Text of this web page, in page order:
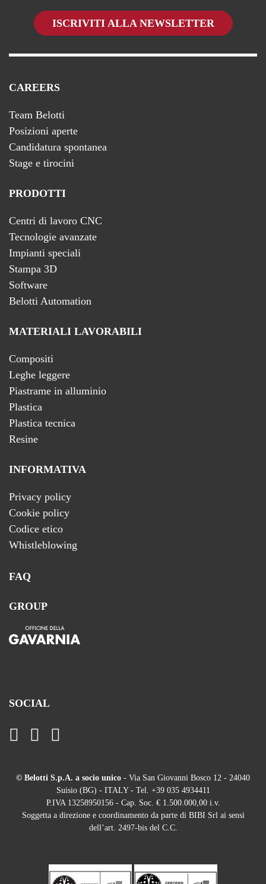
ISCRIVITI ALLA NEWSLETTER
CAREERS
Team Belotti
Posizioni aperte
Candidatura spontanea
Stage e tirocini
PRODOTTI
Centri di lavoro CNC
Tecnologie avanzate
Impianti speciali
Stampa 3D
Software
Belotti Automation
MATERIALI LAVORABILI
Compositi
Leghe leggere
Piastrame in alluminio
Plastica
Plastica tecnica
Resine
INFORMATIVA
Privacy policy
Cookie policy
Codice etico
Whistleblowing
FAQ
GROUP
SOCIAL
© Belotti S.p.A. a socio unico - Via San Giovanni Bosco 12 - 24040
Suisio (BG) - ITALY - Tel. +39 035 4934411
P.IVA 13258950156 - Cap. Soc. € 1.500.000,00 i.v.
Soggetta a direzione e coordinamento da parte di BIBI Srl ai sensi
dell’art. 2497-bis del C.C.